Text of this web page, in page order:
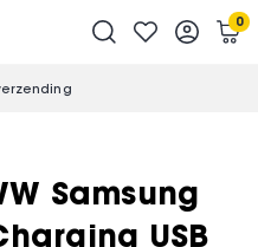
0
Samsung
USB